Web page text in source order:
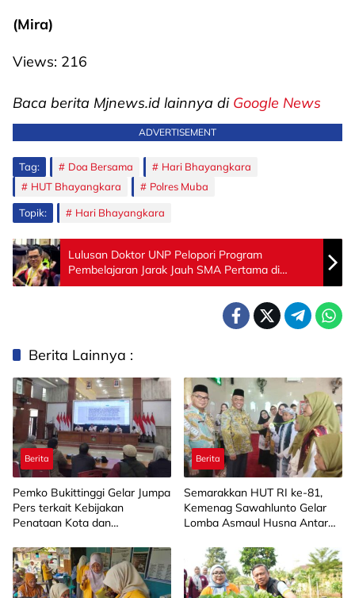
(Mira)
Views: 216
Baca berita Mjnews.id lainnya di Google News
ADVERTISEMENT
Tag: Doa Bersama
Hari Bhayangkara
HUT Bhayangkara
Polres Muba
Topik: Hari Bhayangkara
Lulusan Doktor UNP Pelopori Program
Pembelajaran Jarak Jauh SMA Pertama di
Sumbar
Berita Lainnya :
Berita
Pemko Bukittinggi Gelar Jumpa
Pers terkait Kebijakan
Penataan Kota dan
Daerah
Berita
Semarakkan HUT RI ke-81,
Kemenag Sawahlunto Gelar
Lomba Asmaul Husna Antar